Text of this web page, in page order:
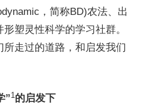
，简称BD)农法、出
塑灵性科学的学习社群。
所走过的道路，和启发我们
”1的启发下